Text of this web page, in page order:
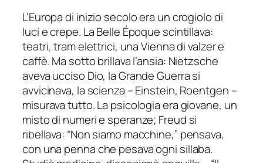
L’Europa di inizio secolo era un crogiolo di
luci e crepe. La Belle Époque scintillava:
teatri, tram elettrici, una Vienna di valzer e
caffè. Ma sotto brillava l’ansia: Nietzsche
aveva ucciso Dio, la Grande Guerra si
avvicinava, la scienza – Einstein, Roentgen –
misurava tutto. La psicologia era giovane, un
misto di numeri e speranze; Freud si
ribellava: “Non siamo macchine,” pensava,
con una penna che pesava ogni sillaba.